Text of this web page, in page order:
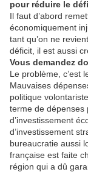
pour réduire le
Il faut d’abord
économiquement
tant qu’on ne
déficit, il est aussi
Vous demandez
Le problème, c’est
Mauvaises
politique
terme de dépenses
d’investissement
d’investissement
bureaucratie aussi
française est faite
région qui a dû